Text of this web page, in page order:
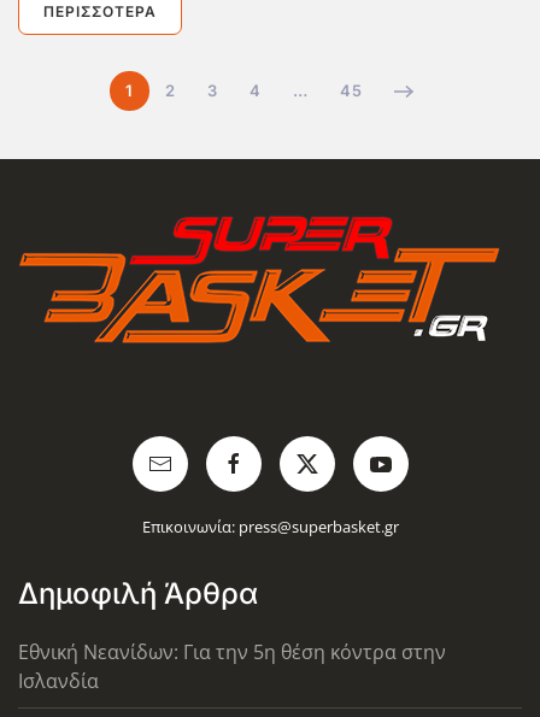
ΠΕΡΙΣΣΌΤΕΡΑ
1 2 3 4 … 45
Επικοινωνία: press@superbasket.gr
Δημοφιλή Άρθρα
Εθνική Νεανίδων: Για την 5η θέση κόντρα στην
Ισλανδία